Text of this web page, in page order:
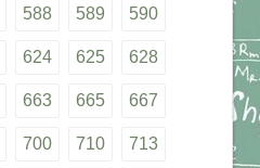
588 589 590
624 625 628
663 665 667
700 710 713